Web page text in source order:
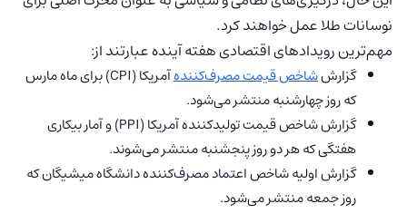
نوسانات طلا عمل خواهند کرد.
مهم‌ترین رویدادهای اقتصادی هفته آینده عبارتند از:
گزارششاخص قیمت مصرف‌کننده
آمریکا (CPI) برای ماه مارس
که روز چهارشنبه منتشر می‌شود.
گزارش شاخص قیمت تولیدکننده آمریکا (PPI) و آمار بیکاری
هفتگی که هر دو روز پنجشنبه منتشر می‌شوند.
گزارش اولیه‌ شاخص اعتماد مصرف‌کننده‌ دانشگاه میشیگان که
روز جمعه منتشر می‌شود.